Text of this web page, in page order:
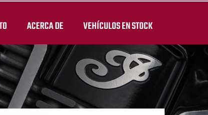
ACERCA DE VEHÍCULOS EN STOCK